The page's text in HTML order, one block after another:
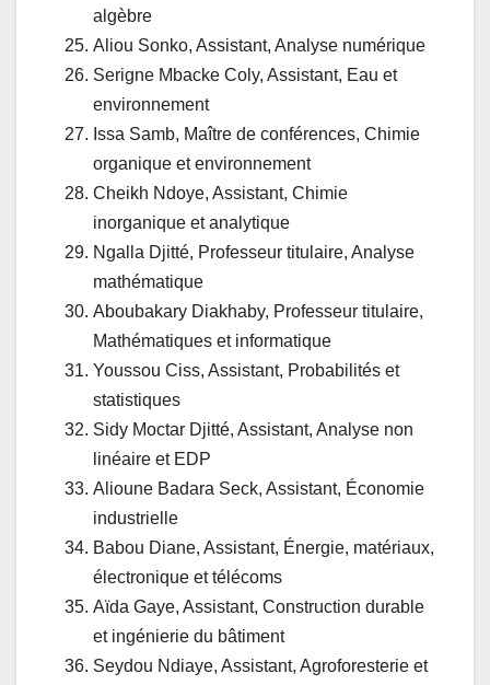
algèbre
Aliou Sonko, Assistant, Analyse numérique
Serigne Mbacke Coly, Assistant, Eau et
environnement
Issa Samb, Maître de conférences, Chimie
organique et environnement
Cheikh Ndoye, Assistant, Chimie
inorganique et analytique
Ngalla Djitté, Professeur titulaire, Analyse
mathématique
Aboubakary Diakhaby, Professeur titulaire,
Mathématiques et informatique
Youssou Ciss, Assistant, Probabilités et
statistiques
Sidy Moctar Djitté, Assistant, Analyse non
linéaire et EDP
Alioune Badara Seck, Assistant, Économie
industrielle
Babou Diane, Assistant, Énergie, matériaux,
électronique et télécoms
Aïda Gaye, Assistant, Construction durable
et ingénierie du bâtiment
Seydou Ndiaye, Assistant, Agroforesterie et